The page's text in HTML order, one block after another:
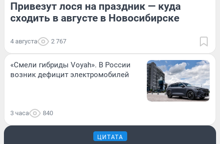
Привезут лося на праздник — куда
сходить в августе в Новосибирске
4 августа 2 767
«Смели гибриды Voyah». В России
возник дефицит электромобилей
3 часа 840
ЦИТАТА